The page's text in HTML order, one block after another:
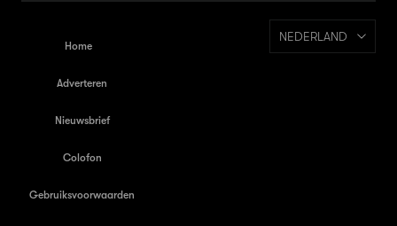
Home
Adverteren
Nieuwsbrief
Colofon
Gebruiksvoorwaarden
NEDERLAND